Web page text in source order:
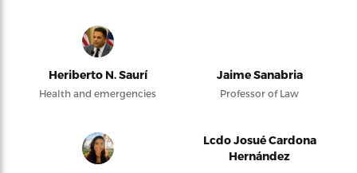
Heriberto N. Saurí
Health and emergencies
Jaime Sanabria
Professor of Law
Lcdo Josué Cardona
Hernández